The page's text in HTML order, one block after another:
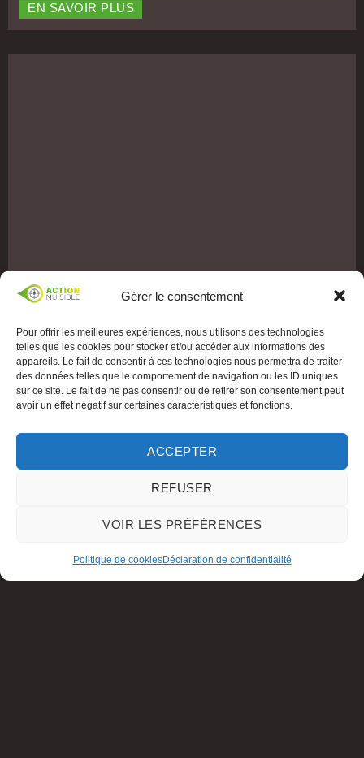
Gérer le consentement
Pour offrir les meilleures expériences, nous utilisons des technologies
telles que les cookies pour stocker et/ou accéder aux informations des
appareils. Le fait de consentir à ces technologies nous permettra de traiter
des données telles que le comportement de navigation ou les ID uniques
sur ce site. Le fait de ne pas consentir ou de retirer son consentement peut
avoir un effet négatif sur certaines caractéristiques et fonctions.
ACCEPTER
REFUSER
VOIR LES PRÉFÉRENCES
Politique de cookiesDéclaration de confidentialité
EN SAVOIR PLUS